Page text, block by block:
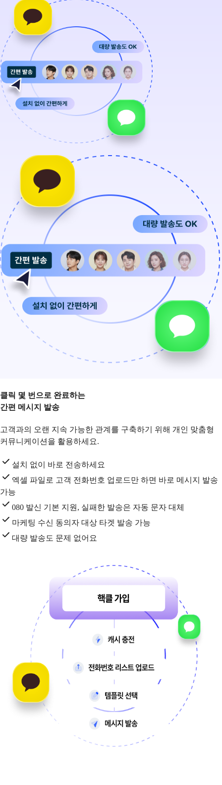
클릭 몇 번으로 완료하는
간편 메시지 발송
고객과의 오랜 지속 가능한 관계를 구축하기 위해 개인 맞춤형
커뮤니케이션을 활용하세요.
설치 없이 바로 전송하세요
엑셀 파일로 고객 전화번호 업로드만 하면 바로 메시지 발송
가능
080 발신 기본 지원, 실패한 발송은 자동 문자 대체
마케팅 수신 동의자 대상 타겟 발송 가능
대량 발송도 문제 없어요